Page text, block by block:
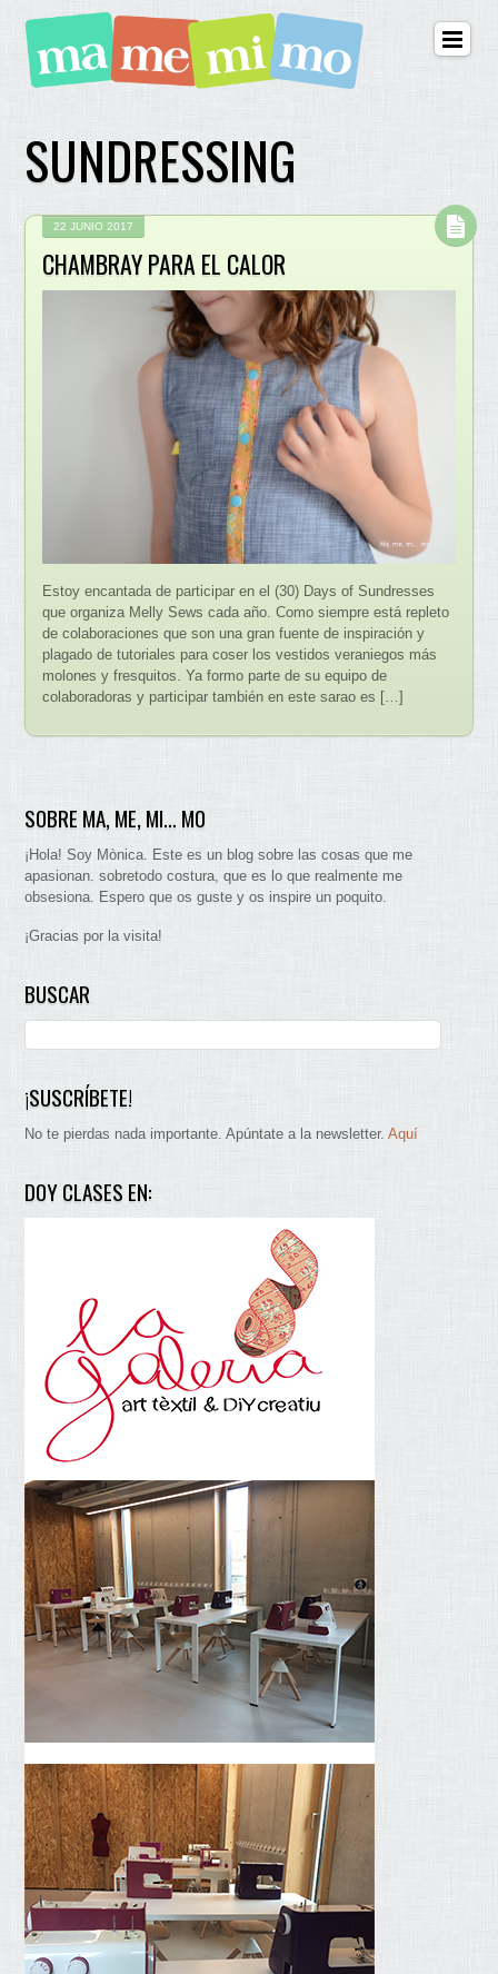
SUNDRESSING
22 JUNIO 2017
CHAMBRAY PARA EL CALOR
Estoy encantada de participar en el (30) Days of Sundresses
que organiza Melly Sews cada año. Como siempre está repleto
de colaboraciones que son una gran fuente de inspiración y
plagado de tutoriales para coser los vestidos veraniegos más
molones y fresquitos. Ya formo parte de su equipo de
colaboradoras y participar también en este sarao es […]
SOBRE MA, ME, MI… MO
¡Hola! Soy Mònica. Este es un blog sobre las cosas que me
apasionan. sobretodo costura, que es lo que realmente me
obsesiona. Espero que os guste y os inspire un poquito.
¡Gracias por la visita!
BUSCAR
¡SUSCRÍBETE!
No te pierdas nada importante. Apúntate a la newsletter.Aquí
DOY CLASES EN: